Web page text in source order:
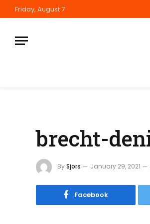
Friday, August 7
brecht-
BySjors January 29, 2021
Facebook